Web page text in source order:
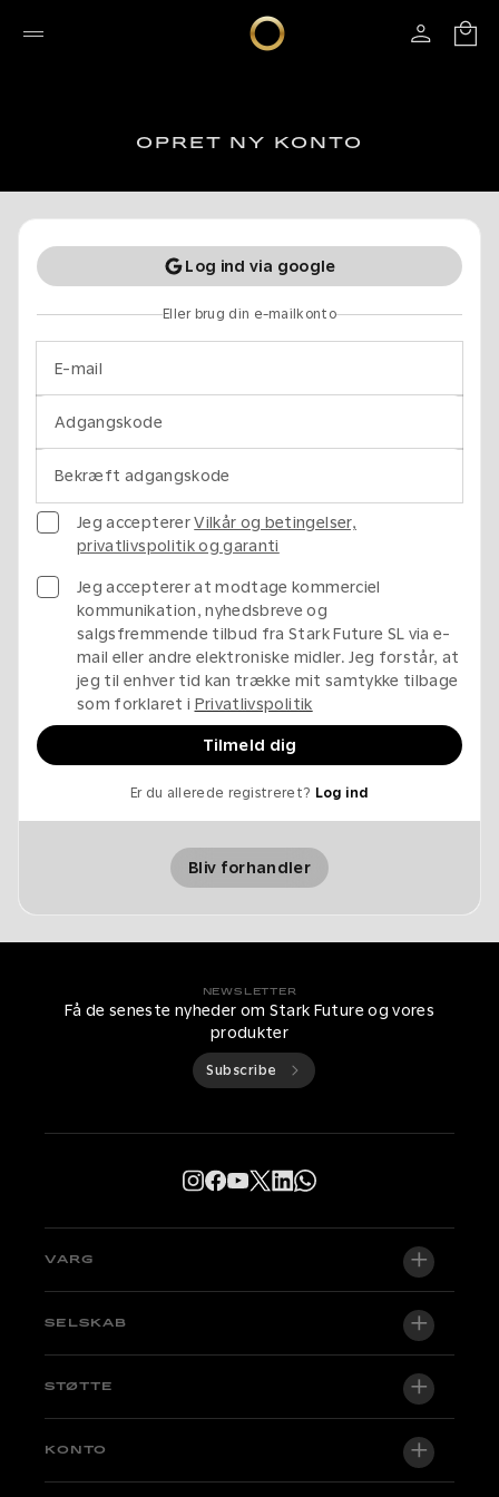
OPRET NY KONTO
Log ind via google
Eller brug din e-mailkonto
E-mail
Adgangskode
Bekræft adgangskode
Jeg acceptererVilkår og betingelser,
privatlivspolitik og garanti
Jeg accepterer at modtage kommerciel
kommunikation, nyhedsbreve og
salgsfremmende tilbud fra Stark Future SL via e-
mail eller andre elektroniske midler. Jeg forstår, at
jeg til enhver tid kan trække mit samtykke tilbage
som forklaret i Privatlivspolitik
Tilmeld dig
Er du allerede registreret? Log ind
Bliv forhandler
NEWSLETTER
Få de seneste nyheder om Stark Future og vores
produkter
Subscribe
VARG
VARG EX
Factory Edition
Cykler på lager
SELSKAB
Om os
STØTTE
Support central
KONTO